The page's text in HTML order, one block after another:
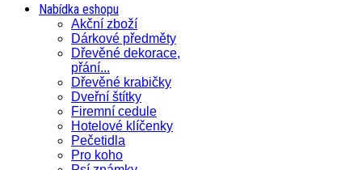
Nabídka eshopu
Akční zboží
Dárkové předměty
Dřevěné dekorace,
přání...
Dřevěné krabičky
Dveřní štítky
Firemní cedule
Hotelové klíčenky
Pečetidla
Pro koho